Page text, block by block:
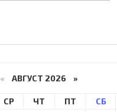
« АВГУСТ 2026 »
СР ЧТ ПТ СБ